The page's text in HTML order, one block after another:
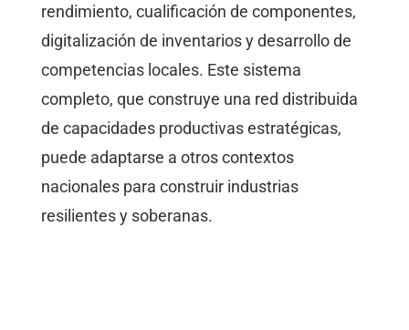
rendimiento, cualificación de componentes,
digitalización de inventarios y desarrollo de
competencias locales. Este sistema
completo, que construye una red distribuida
de capacidades productivas estratégicas,
puede adaptarse a otros contextos
nacionales para construir industrias
resilientes y soberanas.